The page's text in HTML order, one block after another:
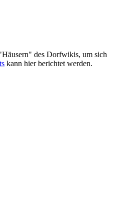
des Dorfwikis, um sich
kann hier berichtet werden.